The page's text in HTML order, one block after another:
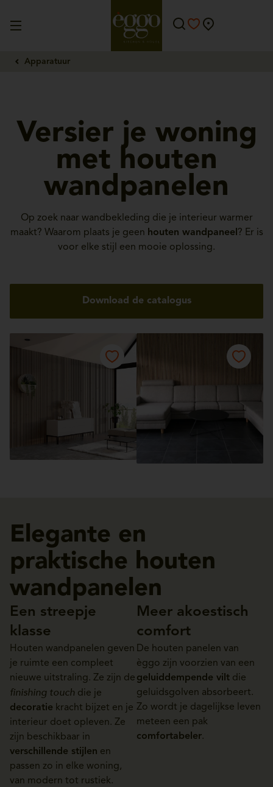
Apparatuur
Versier je woning
met houten
wandpanelen
Op zoek naar wandbekleding die je interieur warmer
maakt? Waarom plaats je geen houten wandpaneel ? Er is
voor elke stijl een mooie oplossing.
Download de catalogus
Elegante en
praktische houten
wandpanelen
Een streepje
klasse
Houten wandpanelen geven
je ruimte een compleet
nieuwe uitstraling. Ze zijn de
finishing touch die je
decoratie kracht bijzet en je
interieur doet opleven. Ze
zijn beschikbaar in
verschillende stijlen en
passen zo in elke woning,
van modern tot rustiek.
Meer akoestisch
comfort
De houten panelen van
èggo zijn voorzien van een
geluiddempende vilt die
geluidsgolven absorbeert.
Zo wordt je dagelijkse leven
meteen een pak
comfortabeler.